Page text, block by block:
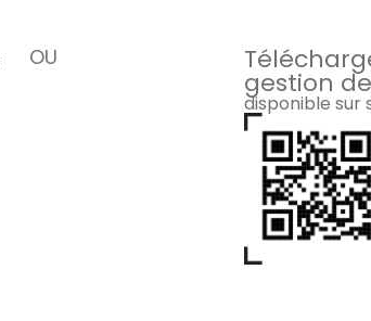
OU
gestion
disponible